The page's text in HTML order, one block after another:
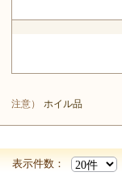
注意） ホイル品
表示件数：